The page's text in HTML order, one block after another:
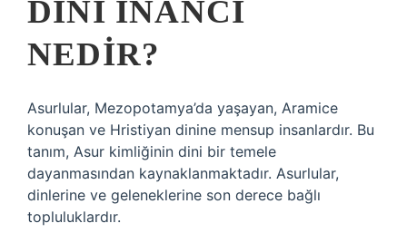
DINI INANCI
NEDIR?
Asurlular, Mezopotamya’da yaşayan, Aramice
konuşan ve Hristiyan dinine mensup insanlardır. Bu
tanım, Asur kimliğinin dini bir temele
dayanmasından kaynaklanmaktadır. Asurlular,
dinlerine ve geleneklerine son derece bağlı
topluluklardır.